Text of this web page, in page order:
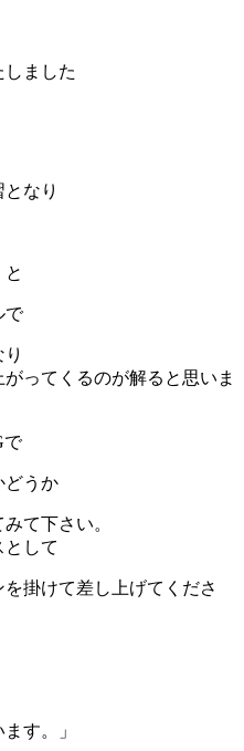
ました
なり
で
ってくるのが解ると思いま
で
どうか
て下さい。
して
掛けて差し上げてくださ
す。」